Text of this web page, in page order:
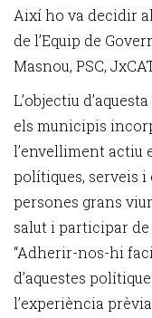
Així ho va decidir
de l’Equip de
Masnou, PSC,
L’objectiu
els municipis
l’envelliment actiu
polítiques, serveis i
persones grans
salut i participar
“Adherir-nos-hi
d’aquestes
l’experiència